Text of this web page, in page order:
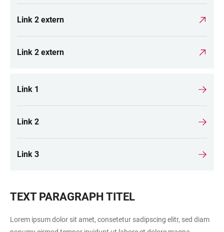
Link 2 extern
Link 2 extern
Link 1
Link 2
Link 3
TEXT PARAGRAPH TITEL
Lorem ipsum dolor sit amet, consetetur sadipscing elitr, sed diam